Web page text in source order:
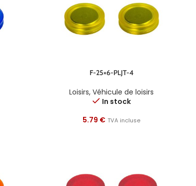
F-25×6-PLJT-4
Loisirs,Véhicule de loisirs
In stock
5.79 € TVA incluse